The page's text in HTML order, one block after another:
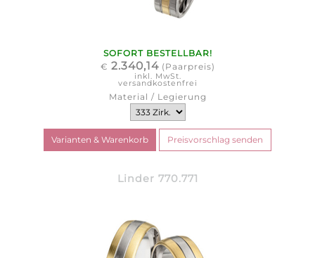
SOFORT BESTELLBAR!
€ 2.340,14(Paarpreis)
inkl. MwSt.
versandkostenfrei
Material / Legierung
Linder 770.771